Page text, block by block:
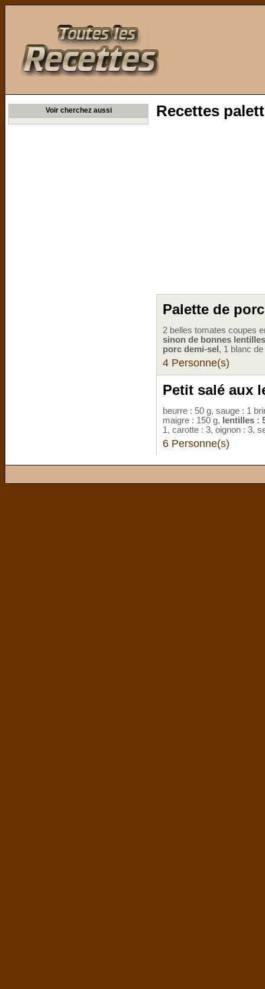
Voir cherchez aussi Recettes
Palette de
2 belles tomates coupes
sinon de bonnes
porc demi-sel , 1 blanc
4 Personne(s)
Petit salé aux
beurre : 50 g, sauge : 1
maigre : 150 g, lentilles :
1, carotte : 3, oignon : 3,
6 Personne(s)